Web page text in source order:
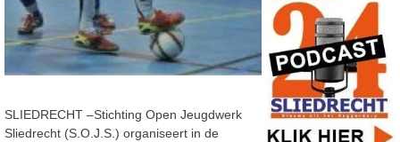
SLIEDRECHT –Stichting Open Jeugdwerk
Sliedrecht (S.O.J.S.) organiseert in de